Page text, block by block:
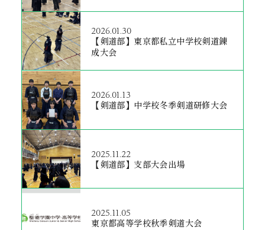
2026.01.30
【剣道部】東京都私立中学校剣道錬
成大会
2026.01.13
【剣道部】中学校冬季剣道研修大会
2025.11.22
【剣道部】支部大会出場
2025.11.05
東京都高等学校秋季剣道大会